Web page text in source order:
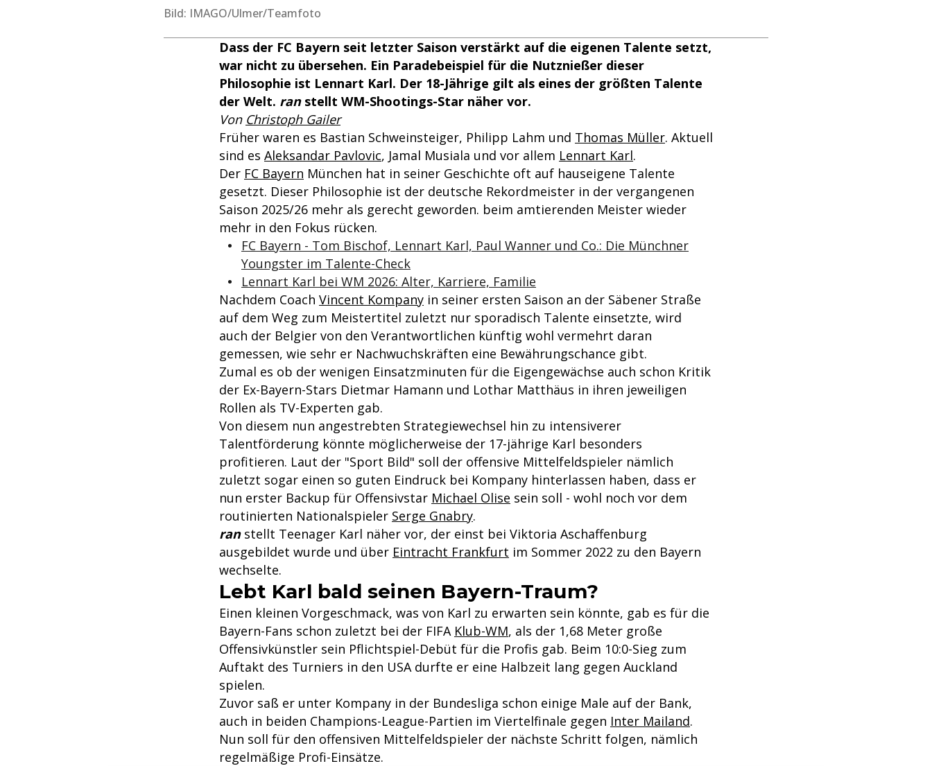
Bild: IMAGO/Ulmer/Teamfoto
Dass der FC Bayern seit letzter Saison verstärkt auf die eigenen Talente setzt,
war nicht zu übersehen. Ein Paradebeispiel für die Nutznießer dieser
Philosophie ist Lennart Karl. Der 18-Jährige gilt als eines der größten Talente
der Welt. ranstellt WM-Shootings-Star näher vor.
Von Christoph Gailer
Früher waren es Bastian Schweinsteiger, Philipp Lahm und Thomas Müller. Aktuell
sind es Aleksandar Pavlovic, Jamal Musiala und vor allem Lennart Karl.
Der FC Bayern München hat in seiner Geschichte oft auf hauseigene Talente
gesetzt. Dieser Philosophie ist der deutsche Rekordmeister in der vergangenen
Saison 2025/26 mehr als gerecht geworden. beim amtierenden Meister wieder
mehr in den Fokus rücken.
FC Bayern - Tom Bischof, Lennart Karl, Paul Wanner und Co.: Die Münchner
Youngster im Talente-Check
Lennart Karl bei WM 2026: Alter, Karriere, Familie
Nachdem Coach Vincent Kompany in seiner ersten Saison an der Säbener Straße
auf dem Weg zum Meistertitel zuletzt nur sporadisch Talente einsetzte, wird
auch der Belgier von den Verantwortlichen künftig wohl vermehrt daran
gemessen, wie sehr er Nachwuchskräften eine Bewährungschance gibt.
Zumal es ob der wenigen Einsatzminuten für die Eigengewächse auch schon Kritik
der Ex-Bayern-Stars Dietmar Hamann und Lothar Matthäus in ihren jeweiligen
Rollen als TV-Experten gab.
Von diesem nun angestrebten Strategiewechsel hin zu intensiverer
Talentförderung könnte möglicherweise der 17-jährige Karl besonders
profitieren. Laut der "Sport Bild" soll der offensive Mittelfeldspieler nämlich
zuletzt sogar einen so guten Eindruck bei Kompany hinterlassen haben, dass er
nun erster Backup für Offensivstar Michael Olise sein soll - wohl noch vor dem
routinierten Nationalspieler Serge Gnabry.
ranstellt Teenager Karl näher vor, der einst bei Viktoria Aschaffenburg
ausgebildet wurde und über Eintracht Frankfurt im Sommer 2022 zu den Bayern
wechselte.
Lebt Karl bald seinen Bayern-Traum?
Einen kleinen Vorgeschmack, was von Karl zu erwarten sein könnte, gab es für die
Bayern-Fans schon zuletzt bei der FIFA Klub-WM, als der 1,68 Meter große
Offensivkünstler sein Pflichtspiel-Debüt für die Profis gab. Beim 10:0-Sieg zum
Auftakt des Turniers in den USA durfte er eine Halbzeit lang gegen Auckland
spielen.
Zuvor saß er unter Kompany in der Bundesliga schon einige Male auf der Bank,
auch in beiden Champions-League-Partien im Viertelfinale gegen Inter Mailand.
Nun soll für den offensiven Mittelfeldspieler der nächste Schritt folgen, nämlich
regelmäßige Profi-Einsätze.